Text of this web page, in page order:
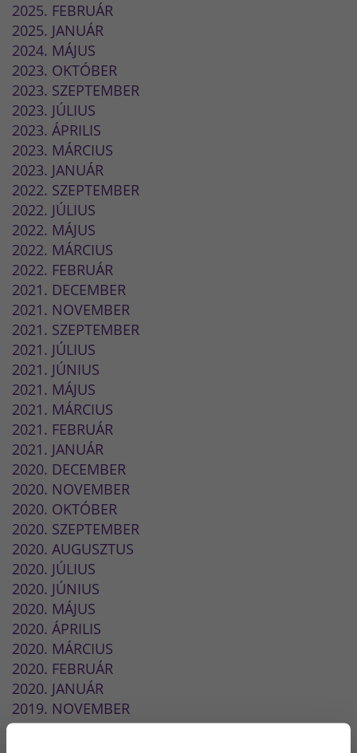
2025. FEBRUÁR
2025. JANUÁR
2024. MÁJUS
2023. OKTÓBER
2023. SZEPTEMBER
2023. JÚLIUS
2023. ÁPRILIS
2023. MÁRCIUS
2023. JANUÁR
2022. SZEPTEMBER
2022. JÚLIUS
2022. MÁJUS
2022. MÁRCIUS
2022. FEBRUÁR
2021. DECEMBER
2021. NOVEMBER
2021. SZEPTEMBER
2021. JÚLIUS
2021. JÚNIUS
2021. MÁJUS
2021. MÁRCIUS
2021. FEBRUÁR
2021. JANUÁR
2020. DECEMBER
2020. NOVEMBER
2020. OKTÓBER
2020. SZEPTEMBER
2020. AUGUSZTUS
2020. JÚLIUS
2020. JÚNIUS
2020. MÁJUS
2020. ÁPRILIS
2020. MÁRCIUS
2020. FEBRUÁR
2020. JANUÁR
2019. NOVEMBER
2019. SZEPTEMBER